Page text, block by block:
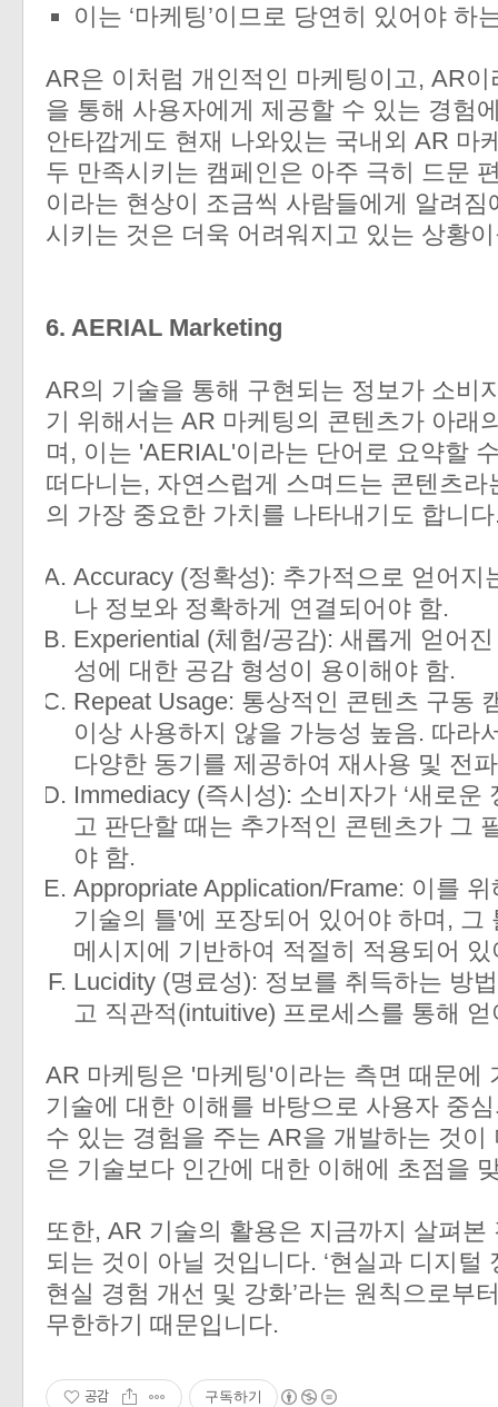
이는 ‘마케팅’이므로 당연히 있어야 하
AR은 이처럼 개인적인 마케팅이고, AR
을 통해 사용자에게 제공할 수 있는 경험
안타깝게도 현재 나와있는 국내외 AR 마
두 만족시키는 캠페인은 아주 극히 드문
이라는 현상이 조금씩 사람들에게 알려
시키는 것은 더욱 어려워지고 있는 상황
6. AERIAL Marketing
AR의 기술을 통해 구현되는 정보가 소비
기 위해서는 AR 마케팅의 콘텐츠가 아래
며, 이는 'AERIAL'이라는 단어로 요약할
떠다니는, 자연스럽게 스며드는 콘텐츠
의 가장 중요한 가치를 나타내기도 합니
Accuracy (정확성): 추가적으로 얻어지
나 정보와 정확하게 연결되어야 함.
Experiential (체험/공감): 새롭게 얻어
성에 대한 공감 형성이 용이해야 함.
Repeat Usage: 통상적인 콘텐츠 구동
이상 사용하지 않을 가능성 높음. 따라
다양한 동기를 제공하여 재사용 및 전
Immediacy (즉시성): 소비자가 ‘새로운
고 판단할 때는 추가적인 콘텐츠가 그
야 함.
Appropriate Application/Frame: 이를
기술의 틀'에 포장되어 있어야 하며, 그
메시지에 기반하여 적절히 적용되어
Lucidity (명료성): 정보를 취득하는 방
고 직관적(intuitive) 프로세스를 통해
AR 마케팅은 '마케팅'이라는 측면 때문에
기술에 대한 이해를 바탕으로 사용자 중
수 있는 경험을 주는 AR을 개발하는 것
은 기술보다 인간에 대한 이해에 초점을
또한, AR 기술의 활용은 지금까지 살펴
되는 것이 아닐 것입니다. ‘현실과 디지
현실 경험 개선 및 강화’라는 원칙으로부
무한하기 때문입니다.
공감 구독하기